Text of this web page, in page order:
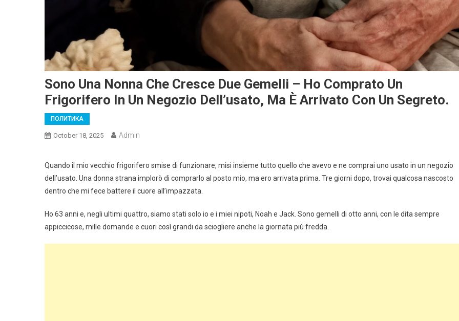
Sono Una Nonna Che Cresce Due Gemelli – Ho Comprato Un
Frigorifero In Un Negozio Dell’usato, Ma È Arrivato Con Un Segreto.
ПОЛИТИКА
October 18, 2025 Admin
Quando il mio vecchio frigorifero smise di funzionare, misi insieme tutto quello che avevo e ne comprai uno usato in un negozio
dell’usato. Una donna strana implorò di comprarlo al posto mio, ma ero arrivata prima. Tre giorni dopo, trovai qualcosa nascosto
dentro che mi fece battere il cuore all’impazzata.
Ho 63 anni e, negli ultimi quattro, siamo stati solo io e i miei nipoti, Noah e Jack. Sono gemelli di otto anni, con le dita sempre
appiccicose, mille domande e cuori così grandi da sciogliere anche la giornata più fredda.